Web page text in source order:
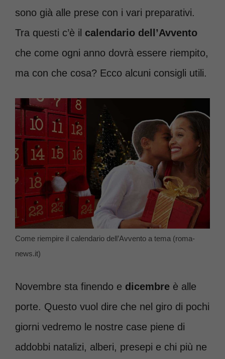
sono già alle prese con i vari preparativi.
Tra questi c’è il calendario dell’Avvento
che come ogni anno dovrà essere riempito,
ma con che cosa? Ecco alcuni consigli utili.
Come riempire il calendario dell’Avvento a tema (roma-
news.it)
Novembre sta finendo e dicembre è alle
porte. Questo vuol dire che nel giro di pochi
giorni vedremo le nostre case piene di
addobbi natalizi, alberi, presepi e chi più ne